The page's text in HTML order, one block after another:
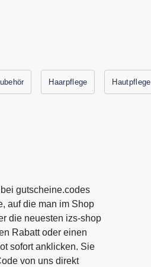
Haarpflege Hautpflege
gutscheine.codes
auf die man im Shop
die neuesten izs-shop
Rabatt oder einen
sofort anklicken. Sie
von uns direkt